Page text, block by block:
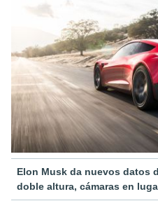
Elon Musk da nuevos datos
doble altura, cámaras en